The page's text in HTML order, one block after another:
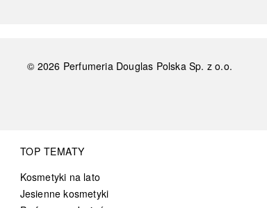
© 2026 Perfumeria Douglas Polska Sp. z o.o.
TOP TEMATY
Kosmetyki na lato
Jesienne kosmetyki